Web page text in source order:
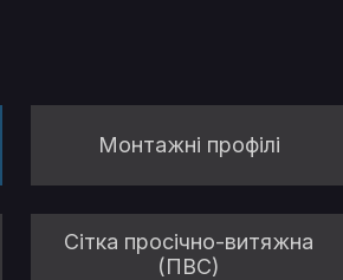
Монтажні профілі
Сітка просічно-витяжна
(ПВС)